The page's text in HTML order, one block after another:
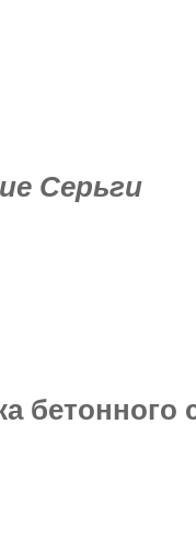
Серьги
бетонного